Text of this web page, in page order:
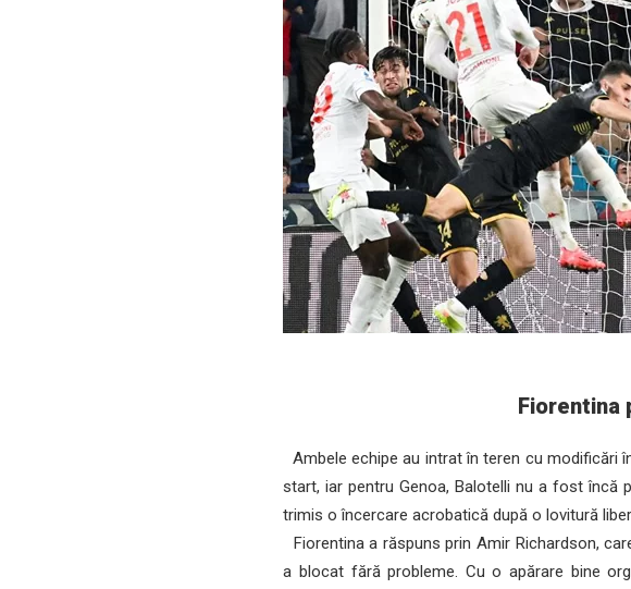
Fiorentina
Ambele echipe au intrat în teren cu modificări
start, iar pentru Genoa, Balotelli nu a fost încă
trimis o încercare acrobatică după o lovitură
Fiorentina a răspuns prin Amir Richardson,
a blocat fără probleme. Cu o apărare bine